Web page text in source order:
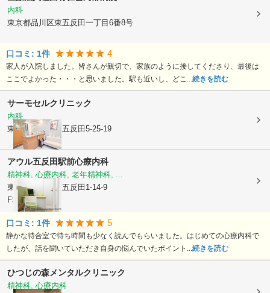
内科
東京都品川区東五反田一丁目6番8号
口コミ: 1件 4
家人が入院しました。皆さんが親切で、家族のように接してくださり、最後は
ここでよかった・・・と思いました。駅も近いし、どこ...続きを読む
サーモセルクリニック
内科
東京都品川区東五反田5-25-19
アウル五反田駅前心療内科
精神科, 心療内科, 老年精神科, ...
東京都品川区 東五反田1-14-9
FSビル 8階
口コミ: 1件 5
静かな待合室で待ち時間も少なく読んでもらいました。はじめての心療内科で
したが、話を聞いていただき自身の悩んでいたポイント...続きを読む
ひつじの森メンタルクリニック
精神科, 心療内科